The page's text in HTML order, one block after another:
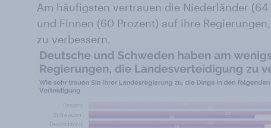
Am häufigsten vertrauen die Niederländer (64
und Finnen (60 Prozent) auf ihre
zu verbessern.